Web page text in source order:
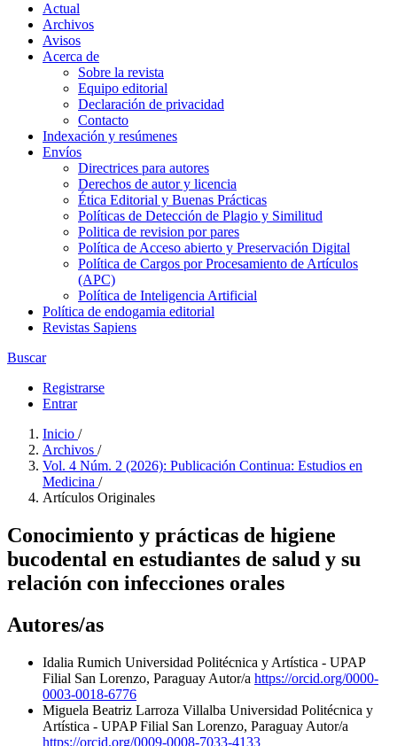
Actual
Archivos
Avisos
Acerca de
Sobre la revista
Equipo editorial
Declaración de privacidad
Contacto
Indexación y resúmenes
Envíos
Directrices para autores
Derechos de autor y licencia
Ética Editorial y Buenas Prácticas
Políticas de Detección de Plagio y Similitud
Politica de revision por pares
Política de Acceso abierto y Preservación Digital
Política de Cargos por Procesamiento de Artículos
(APC)
Política de Inteligencia Artificial
Política de endogamia editorial
Revistas Sapiens
Buscar
Registrarse
Entrar
Inicio /
Archivos /
Vol. 4 Núm. 2 (2026): Publicación Continua: Estudios en
Medicina /
Artículos Originales
Conocimiento y prácticas de higiene
bucodental en estudiantes de salud y su
relación con infecciones orales
Autores/as
Idalia Rumich Universidad Politécnica y Artística - UPAP
Filial San Lorenzo, Paraguay Autor/a https://orcid.org/0000-
0003-0018-6776
Miguela Beatriz Larroza Villalba Universidad Politécnica y
Artística - UPAP Filial San Lorenzo, Paraguay Autor/a
https://orcid.org/0009-0008-7033-4133